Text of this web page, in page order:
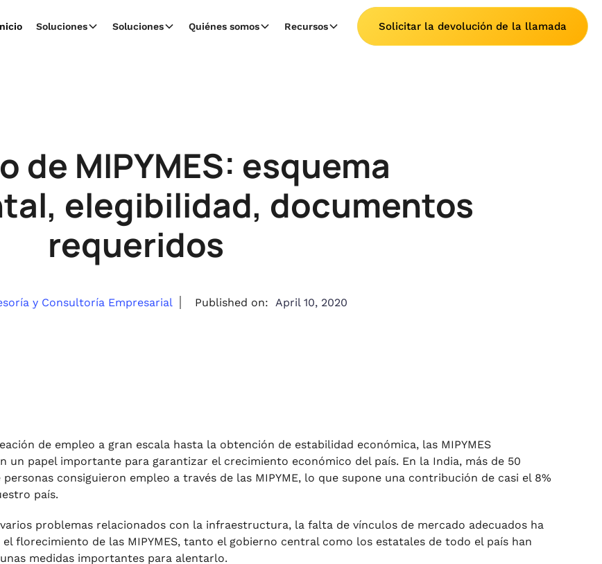
Soluciones Soluciones Quiénes somos Recursos Solicitar la devolución de la llamada
de MIPYMES: esquema
elegibilidad, documentos
requeridos
y Consultoría Empresarial Published on: April 10, 2020
de empleo a gran escala hasta la obtención de estabilidad económica, las MIPYMES
un papel importante para garantizar el crecimiento económico del país. En la India, más de 50
consiguieron empleo a través de las MIPYME, lo que supone una contribución de casi el 8%
país.
problemas relacionados con la infraestructura, la falta de vínculos de mercado adecuados ha
florecimiento de las MIPYMES, tanto el gobierno central como los estatales de todo el país han
medidas importantes para alentarlo.